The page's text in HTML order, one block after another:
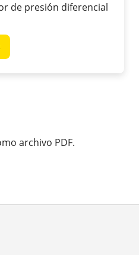
de presión diferencial
archivo PDF.